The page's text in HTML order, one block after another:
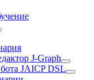
J‑Graph
JAICP DSL